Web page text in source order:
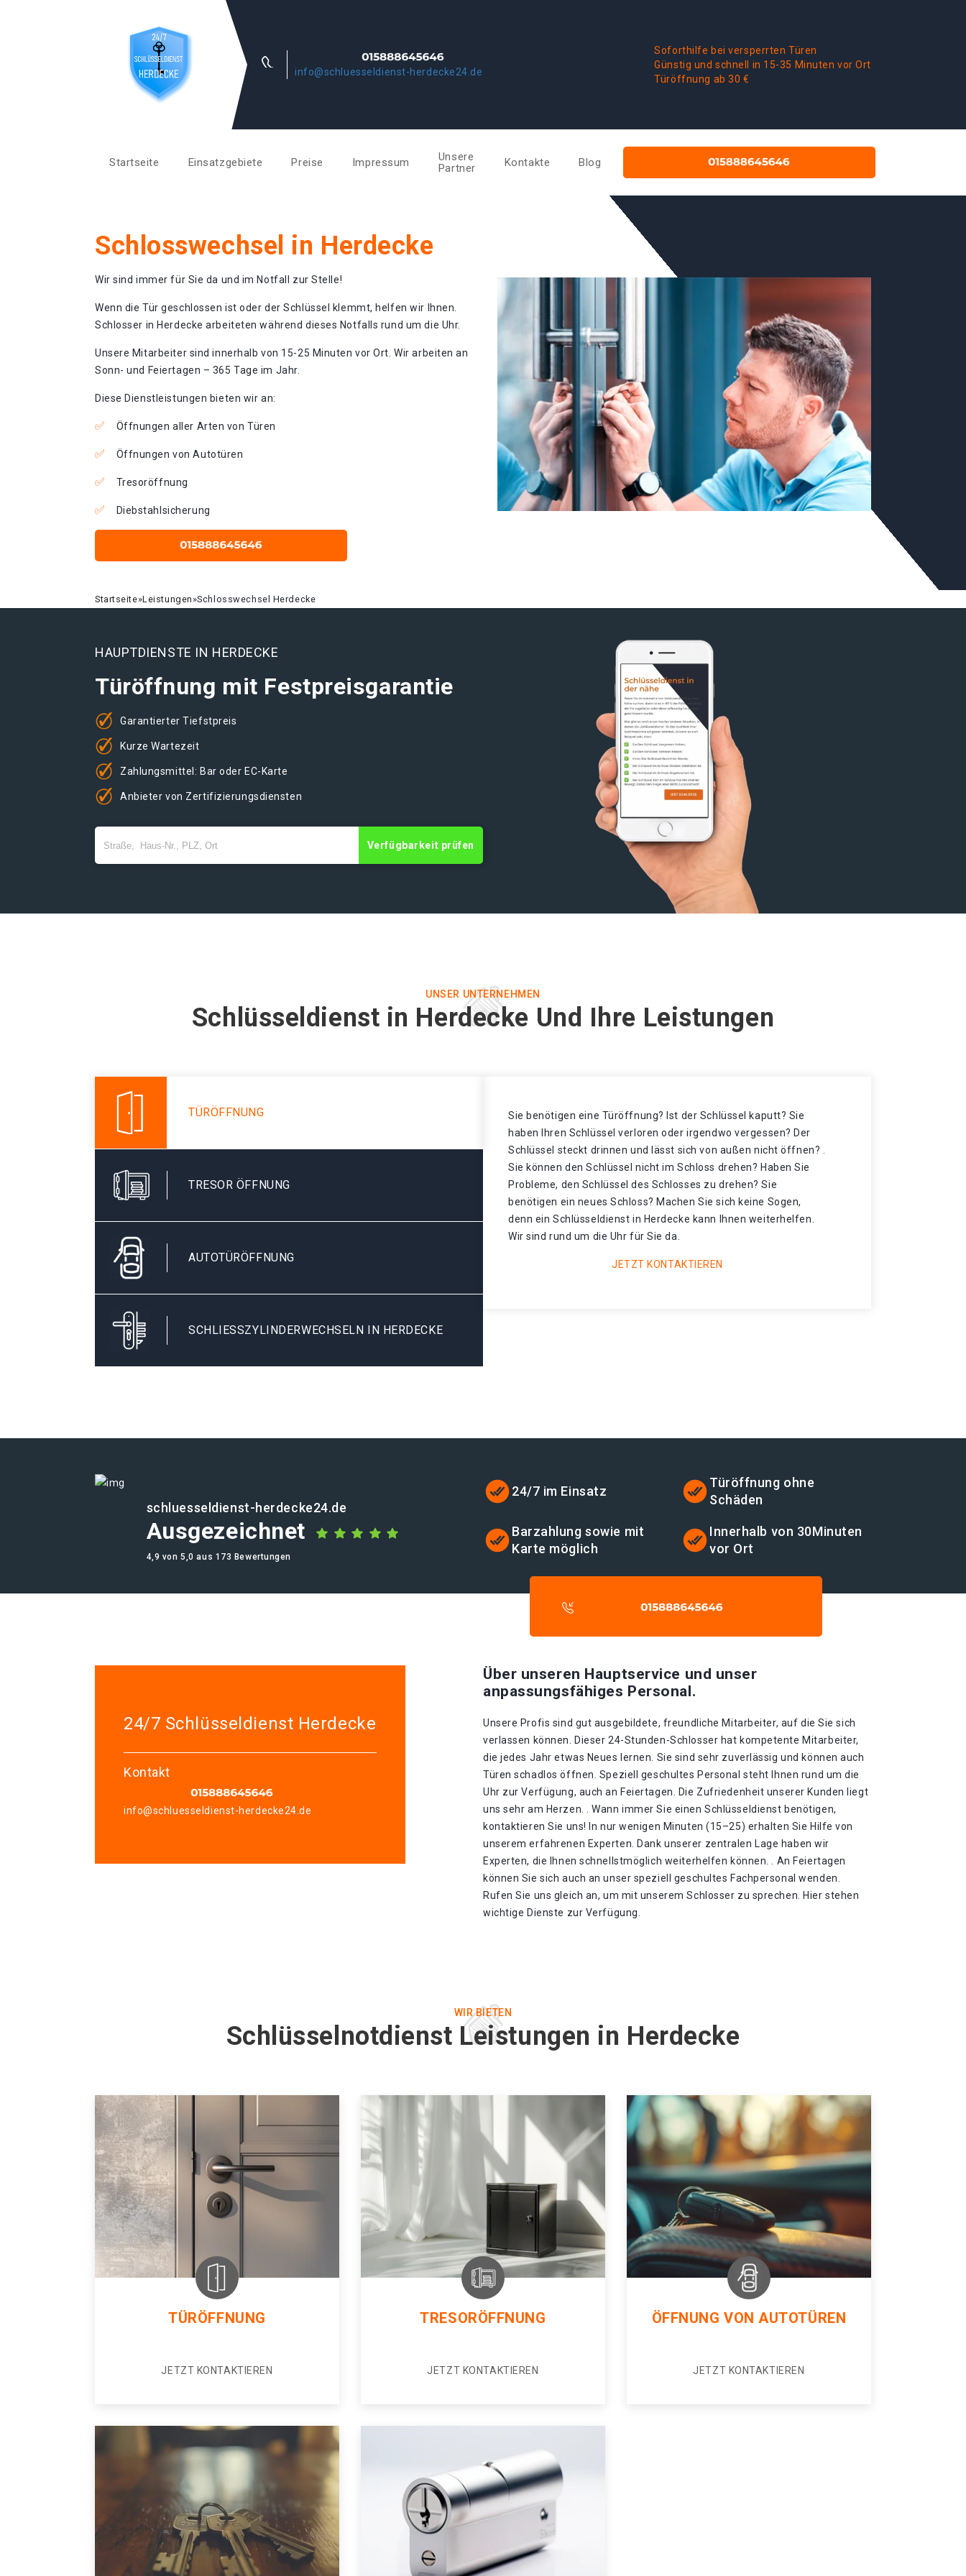
info@schluesseldienst-herdecke24.de
Soforthilfe bei versperrten Türen
Günstig und schnell in 15-35 Minuten vor Ort
Türöffnung ab 30 €
Startseite Einsatzgebiete Preise Impressum
Unsere
Partner
Kontakte Blog
Schlosswechsel in Herdecke
Wir sind immer für Sie da und im Notfall zur Stelle!
Wenn die Tür geschlossen ist oder der Schlüssel klemmt, helfen wir Ihnen.
Schlosser in Herdecke arbeiteten während dieses Notfalls rund um die Uhr.
Unsere Mitarbeiter sind innerhalb von 15-25 Minuten vor Ort. Wir arbeiten an
Sonn- und Feiertagen – 365 Tage im Jahr.
Diese Dienstleistungen bieten wir an:
Öffnungen aller Arten von Türen
Öffnungen von Autotüren
Tresoröffnung
Diebstahlsicherung
Startseite»Leistungen»Schlosswechsel Herdecke
HAUPTDIENSTE IN HERDECKE
Türöffnung mit Festpreisgarantie
Garantierter Tiefstpreis
Kurze Wartezeit
Zahlungsmittel: Bar oder EC-Karte
Anbieter von Zertifizierungsdiensten
Verfügbarkeit prüfen
UNSER UNTERNEHMEN
Schlüsseldienst in Herdecke Und Ihre Leistungen
TÜRÖFFNUNG
TRESOR ÖFFNUNG
AUTOTÜRÖFFNUNG
SCHLIESSZYLINDERWECHSELN IN HERDECKE
Sie benötigen eine Türöffnung? Ist der Schlüssel kaputt? Sie
haben Ihren Schlüssel verloren oder irgendwo vergessen? Der
Schlüssel steckt drinnen und lässt sich von außen nicht öffnen? .
Sie können den Schlüssel nicht im Schloss drehen? Haben Sie
Probleme, den Schlüssel des Schlosses zu drehen? Sie
benötigen ein neues Schloss? Machen Sie sich keine Sogen,
denn ein Schlüsseldienst in Herdecke kann Ihnen weiterhelfen.
Wir sind rund um die Uhr für Sie da.
JETZT KONTAKTIEREN
schluesseldienst-herdecke24.de
Ausgezeichnet
4,9 von 5,0 aus 173 Bewertungen
24/7 im Einsatz
Türöffnung ohne
Schäden
Barzahlung sowie mit
Karte möglich
Innerhalb von 30Minuten
vor Ort
24/7 Schlüsseldienst Herdecke
Kontakt
info@schluesseldienst-herdecke24.de
Über unseren Hauptservice und unser
anpassungsfähiges Personal.
Unsere Profis sind gut ausgebildete, freundliche Mitarbeiter, auf die Sie sich
verlassen können. Dieser 24-Stunden-Schlosser hat kompetente Mitarbeiter,
die jedes Jahr etwas Neues lernen. Sie sind sehr zuverlässig und können auch
Türen schadlos öffnen. Speziell geschultes Personal steht Ihnen rund um die
Uhr zur Verfügung, auch an Feiertagen. Die Zufriedenheit unserer Kunden liegt
uns sehr am Herzen. . Wann immer Sie einen Schlüsseldienst benötigen,
kontaktieren Sie uns! In nur wenigen Minuten (15–25) erhalten Sie Hilfe von
unserem erfahrenen Experten. Dank unserer zentralen Lage haben wir
Experten, die Ihnen schnellstmöglich weiterhelfen können. . An Feiertagen
können Sie sich auch an unser speziell geschultes Fachpersonal wenden.
Rufen Sie uns gleich an, um mit unserem Schlosser zu sprechen. Hier stehen
wichtige Dienste zur Verfügung.
WIR BIETEN
Schlüsselnotdienst Leistungen in Herdecke
TÜRÖFFNUNG
JETZT KONTAKTIEREN
TRESORÖFFNUNG
JETZT KONTAKTIEREN
ÖFFNUNG VON AUTOTÜREN
JETZT KONTAKTIEREN